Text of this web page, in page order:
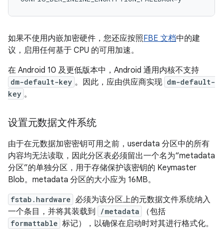
如果不使用内嵌加密硬件，您还应按照FBE 文档中的建
议，启用任何基于 CPU 的可用加速。
在 Android 10 及更低版本中，Android 通用内核不支持
dm-default-key 。因此，应由供应商实现 dm-default-
key 。
设置元数据文件系统
由于在元数据加密密钥可用之前，userdata 分区中的所有
内容均无法读取，因此分区表必须留出一个名为“metadata
分区”的单独分区，用于存储保护该密钥的 Keymaster
Blob。metadata 分区的大小应为 16MB。
fstab.hardware 必须为该分区上的元数据文件系统纳入
一个条目，并将其装载到
/metadata （包括
formattable 标记），以确保在启动时对其进行格式化。